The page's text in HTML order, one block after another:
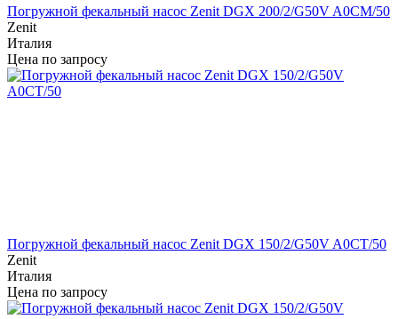
Погружной фекальный насос Zenit DGX 200/2/G50V A0CM/50
Zenit
Италия
Цена по запросу
Погружной фекальный насос Zenit DGX 150/2/G50V A0CT/50
Zenit
Италия
Цена по запросу